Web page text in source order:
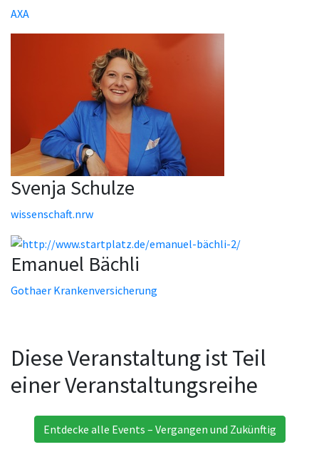
AXA
Svenja Schulze
wissenschaft.nrw
Emanuel Bächli
Gothaer Krankenversicherung
Diese Veranstaltung ist Teil
einer Veranstaltungsreihe
Entdecke alle Events – Vergangen und Zukünftig